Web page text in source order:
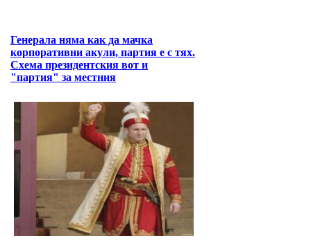
Генерала няма как да мачка
корпоративни акули, партия е с тях.
Схема президентския вот и
"партия" за местния